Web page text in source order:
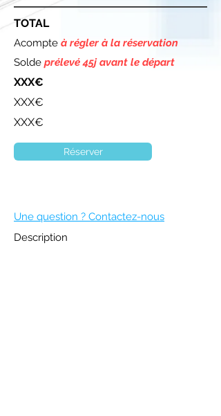
TOTAL
Acompte à régler à la réservation
Solde prélevé 45j avant le départ
XXX€
XXX€
XXX€
Réserver
Une question ? Contactez-nous
Description